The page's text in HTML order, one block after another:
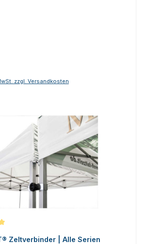
zzgl. Versandkosten
MVL-TENT® Zeltverbinder | Alle Serien